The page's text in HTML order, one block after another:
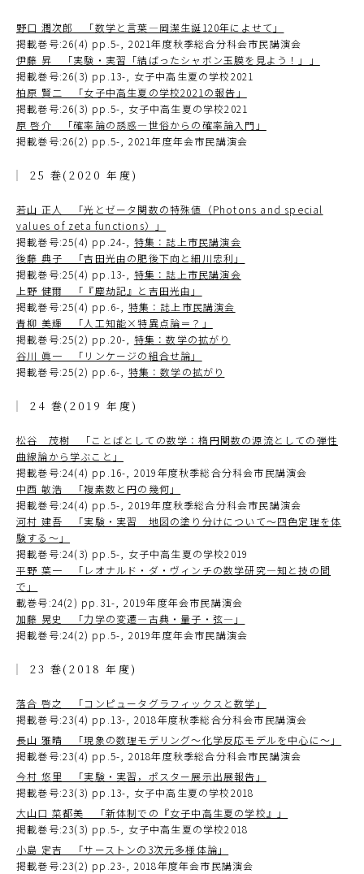
野口 潤次郎 「数学と言葉―岡潔生誕120年によせて」
掲載巻号:26(4) pp.5-, 2021年度秋季総合分科会市民講演会
伊藤 昇 「実験・実習「結ばったシャボン玉膜を見よう！」」
掲載巻号:26(3) pp.13-, 女子中高生夏の学校2021
柏原 賢二 「女子中高生夏の学校2021の報告」
掲載巻号:26(3) pp.5-, 女子中高生夏の学校2021
原 啓介 「確率論の誘惑―世俗からの確率論入門」
掲載巻号:26(2) pp.5-, 2021年度年会市民講演会
25 巻(2020 年度)
若山 正人 「光とゼータ関数の特殊値（Photons and special
values of zeta functions）」
掲載巻号:25(4) pp.24-, 特集：誌上市民講演会
後藤 典子 「吉田光由の肥後下向と細川忠利」
掲載巻号:25(4) pp.13-, 特集：誌上市民講演会
上野 健爾 「『塵劫記』と吉田光由」
掲載巻号:25(4) pp.6-, 特集：誌上市民講演会
青柳 美輝 「人工知能×特異点論＝？」
掲載巻号:25(2) pp.20-, 特集：数学の拡がり
谷川 眞一 「リンケージの組合せ論」
掲載巻号:25(2) pp.6-, 特集：数学の拡がり
24 巻(2019 年度)
松谷 茂樹 「ことばとしての数学：楕円関数の源流としての弾性
曲線論から学ぶこと」
掲載巻号:24(4) pp.16-, 2019年度秋季総合分科会市民講演会
中西 敏浩 「複素数と円の幾何」
掲載巻号:24(4) pp.5-, 2019年度秋季総合分科会市民講演会
河村 建吾 「実験・実習 地図の塗り分けについて～四色定理を体
験する～」
掲載巻号:24(3) pp.5-, 女子中高生夏の学校2019
平野 葉一 「レオナルド・ダ・ヴィンチの数学研究―知と技の間
で」
載巻号:24(2) pp.31-, 2019年度年会市民講演会
加藤 晃史 「力学の変遷―古典・量子・弦―」
掲載巻号:24(2) pp.5-, 2019年度年会市民講演会
23 巻(2018 年度)
落合 啓之 「コンピュータグラフィックスと数学」
掲載巻号:23(4) pp.13-, 2018年度秋季総合分科会市民講演会
長山 雅晴 「現象の数理モデリング～化学反応モデルを中心に～」
掲載巻号:23(4) pp.5-, 2018年度秋季総合分科会市民講演会
今村 悠里 「実験・実習，ポスター展示出展報告」
掲載巻号:23(3) pp.13-, 女子中高生夏の学校2018
大山口 菜都美 「新体制での『女子中高生夏の学校』」
掲載巻号:23(3) pp.5-, 女子中高生夏の学校2018
小島 定吉 「サーストンの3次元多様体論」
掲載巻号:23(2) pp.23-, 2018年度年会市民講演会